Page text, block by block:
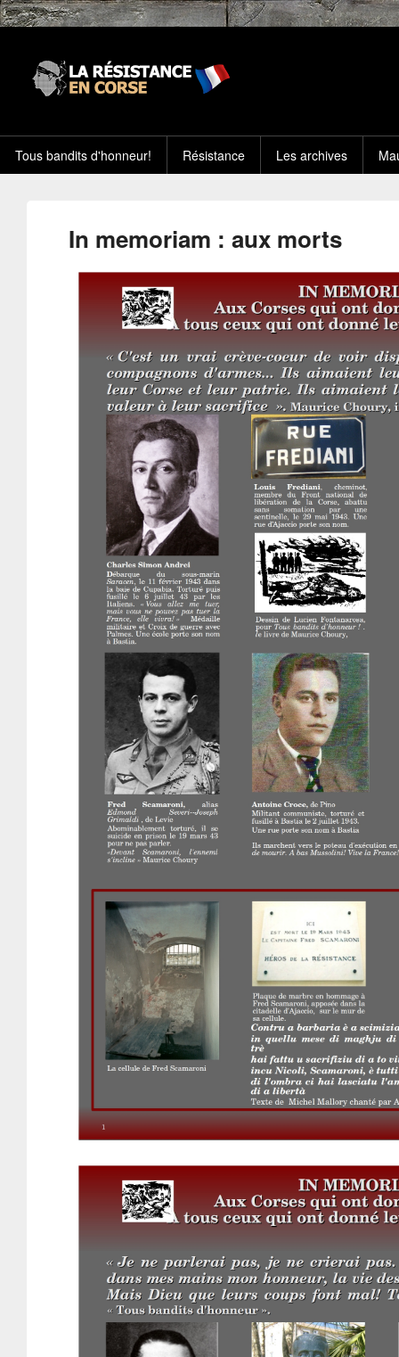
Tous bandits d'honneur! Résistance Les archives
In memoriam : aux morts